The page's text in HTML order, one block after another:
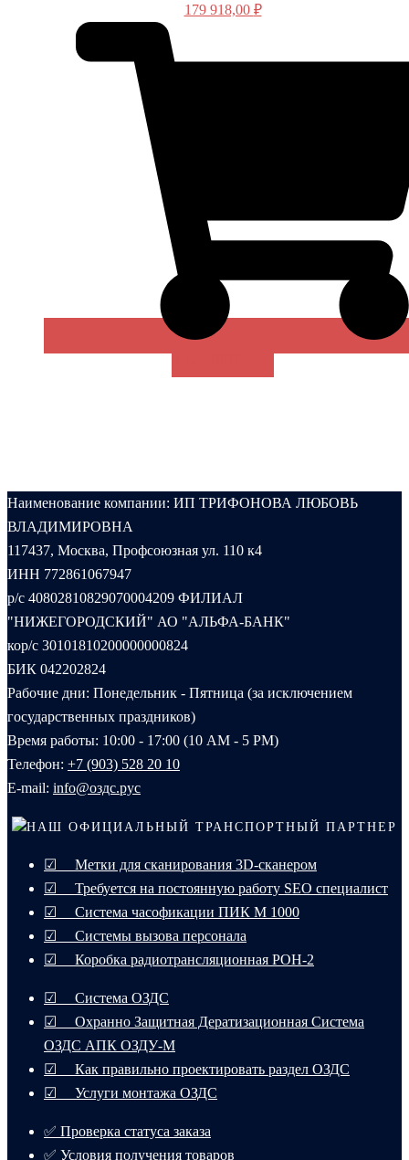
179 918,00 ₽
Наименование компании: ИП ТРИФОНОВА ЛЮБОВЬ
ВЛАДИМИРОВНА
117437, Москва, Профсоюзная ул. 110 к4
ИНН 772861067947
р/с 40802810829070004209 ФИЛИАЛ
"НИЖЕГОРОДСКИЙ" АО "АЛЬФА-БАНК"
кор/с 30101810200000000824
БИК 042202824
Рабочие дни: Понедельник - Пятница (за исключением
государственных праздников)
Время работы: 10:00 - 17:00 (10 AM - 5 PM)
Телефон: +7 (903) 528 20 10‬
E-mail: info@оздс.рус
НАШ ОФИЦИАЛЬНЫЙ ТРАНСПОРТНЫЙ ПАРТНЕР
☑ Метки для сканирования 3D-сканером
☑ Требуется на постоянную работу SEO специалист
☑ Система часофикации ПИК М 1000
☑ Системы вызова персонала
☑ Коробка радиотрансляционная РОН-2
☑ Система ОЗДС
☑ Охранно Защитная Дератизационная Система
ОЗДС АПК ОЗДУ-М
☑ Как правильно проектировать раздел ОЗДС
☑ Услуги монтажа ОЗДС
✅ Проверка статуса заказа
✅ Условия получения товаров